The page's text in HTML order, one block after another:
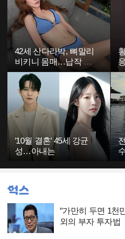
42세 산다라박, 뼈말리
비키니 몸매…납작 복
부에 깜짝
'10월 결혼' 45세 강균
성…아내는
"가만히 두면 1천
외의 부자 투자법